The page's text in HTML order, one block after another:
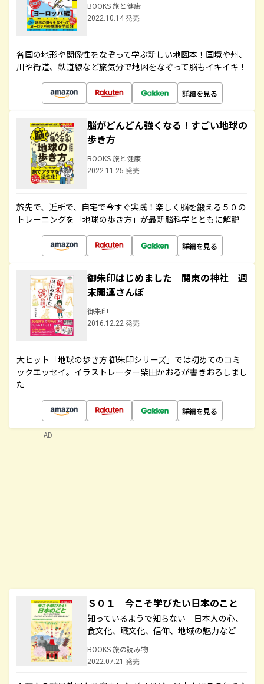
BOOKS 旅と健康
2022.10.14 発売
各国の地形や関係性をなぞって学ぶ新しい地図本！国境や州、
川や街道、鉄道線など旅気分で地図をなぞって脳もイキイキ！
詳細を見る
脳がどんどん強くなる！すごい地球の
歩き方
BOOKS 旅と健康
2022.11.25 発売
旅先で、近所で、自宅で今すぐ実践！楽しく脳を鍛える５０の
トレーニングを「地球の歩き方」が最新脳科学とともに解説
詳細を見る
御朱印はじめました 関東の神社 週
末開運さんぽ
御朱印
2016.12.22 発売
大ヒット「地球の歩き方 御朱印シリーズ」では初めてのコミ
ックエッセイ。イラストレーター柴田かおるが書きおろしまし
た
詳細を見る
Ｓ０１ 今こそ学びたい日本のこと
知っているようで知らない 日本人の心、
食文化、職文化、信仰、地域の魅力など
BOOKS 旅の読み物
2022.07.21 発売
AD